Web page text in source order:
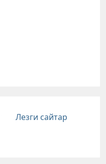
Лезги сайтар